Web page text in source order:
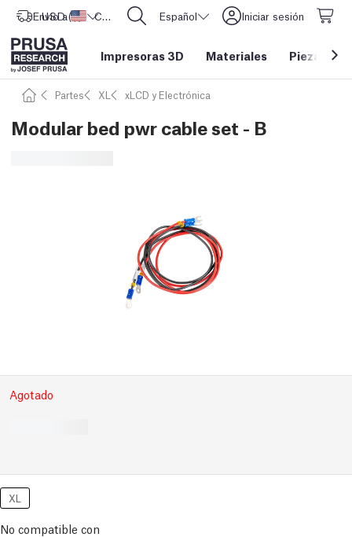
Envío a Estados Unidos
USD ($) CORE One L: ¡Ya disponible! Español Iniciar sesión
Impresoras 3D Materiales Piezas y
Partes XL xLCD y Electrónica
Modular bed pwr cable set - B
Agotado
XL
No compatible con